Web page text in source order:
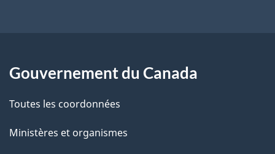
Gouvernement du Canada
Toutes les coordonnées
Ministères et organismes